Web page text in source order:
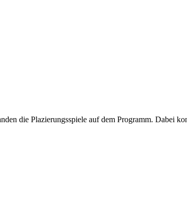
die Plazierungsspiele auf dem Programm. Dabei